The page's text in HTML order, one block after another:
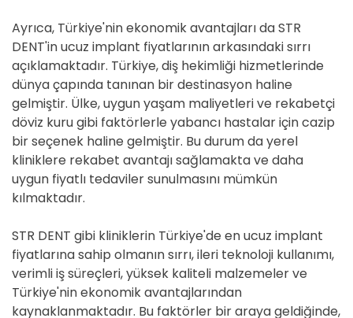
Ayrıca, Türkiye'nin ekonomik avantajları da STR
DENT'in ucuz implant fiyatlarının arkasındaki sırrı
açıklamaktadır. Türkiye, diş hekimliği hizmetlerinde
dünya çapında tanınan bir destinasyon haline
gelmiştir. Ülke, uygun yaşam maliyetleri ve rekabetçi
döviz kuru gibi faktörlerle yabancı hastalar için cazip
bir seçenek haline gelmiştir. Bu durum da yerel
kliniklere rekabet avantajı sağlamakta ve daha
uygun fiyatlı tedaviler sunulmasını mümkün
kılmaktadır.
STR DENT gibi kliniklerin Türkiye'de en ucuz implant
fiyatlarına sahip olmanın sırrı, ileri teknoloji kullanımı,
verimli iş süreçleri, yüksek kaliteli malzemeler ve
Türkiye'nin ekonomik avantajlarından
kaynaklanmaktadır. Bu faktörler bir araya geldiğinde,